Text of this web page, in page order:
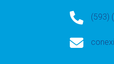
 (593)
